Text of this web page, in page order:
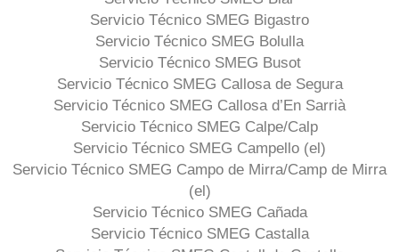
Servicio Técnico SMEG Bigastro
Servicio Técnico SMEG Bolulla
Servicio Técnico SMEG Busot
Servicio Técnico SMEG Callosa de Segura
Servicio Técnico SMEG Callosa d’En Sarrià
Servicio Técnico SMEG Calpe/Calp
Servicio Técnico SMEG Campello (el)
Servicio Técnico SMEG Campo de Mirra/Camp de Mirra
(el)
Servicio Técnico SMEG Cañada
Servicio Técnico SMEG Castalla